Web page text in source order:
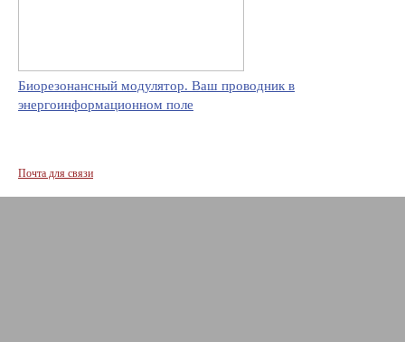
Биорезонансный модулятор. Ваш проводник в
энергоинформационном поле
Почта для связи